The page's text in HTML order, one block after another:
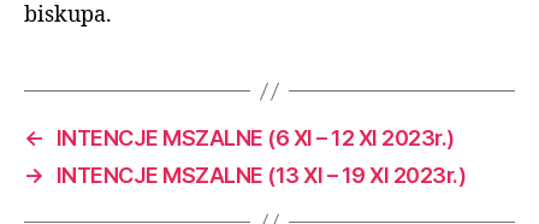
biskupa.
←
INTENCJE MSZALNE (6 XI – 12 XI 2023r.)
→
INTENCJE MSZALNE (13 XI – 19 XI 2023r.)